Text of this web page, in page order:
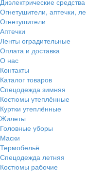
Диэлектрические
Огнетушители, аптечки,
Огнетушители
Аптечки
Ленты оградительные
Оплата и доставка
О нас
Контакты
Каталог товаров
Спецодежда зимняя
Костюмы утеплённые
Куртки утеплённые
Жилеты
Головные уборы
Маски
Термобельё
Спецодежда летняя
Костюмы рабочие